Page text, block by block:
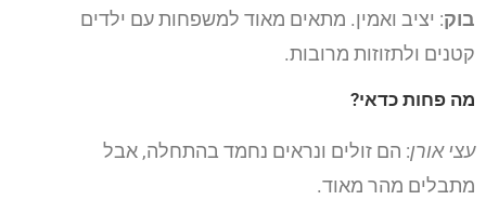
בוק: יציב ואמין. מתאים מאוד למשפחות עם ילדים
קטנים ולתזוזות מרובות.
מה פחות כדאי?
עצי אורן: הם זולים ונראים נחמד בהתחלה, אבל
מתבלים מהר מאוד.